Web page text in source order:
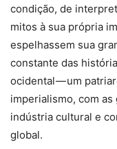
condição, de
mitos à sua própria
espelhassem sua
constante das
ocidental — um
imperialismo, com
indústria cultural e
global.